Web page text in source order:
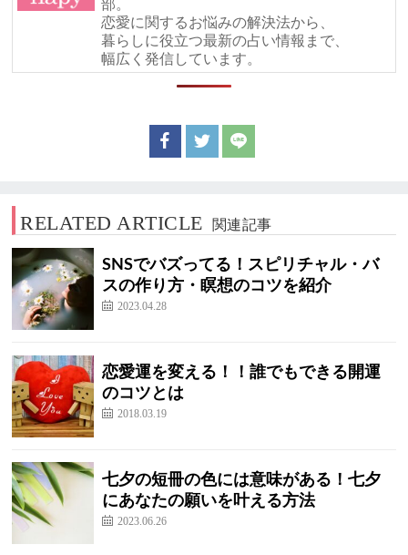
部。
恋愛に関するお悩みの解決法から、
暮らしに役立つ最新の占い情報まで、
幅広く発信しています。
RELATED ARTICLE 関連記事
SNSでバズってる！スピリチャル・バ
スの作り方・瞑想のコツを紹介
2023.04.28
恋愛運を変える！！誰でもできる開運
のコツとは
2018.03.19
七夕の短冊の色には意味がある！七夕
にあなたの願いを叶える方法
2023.06.26